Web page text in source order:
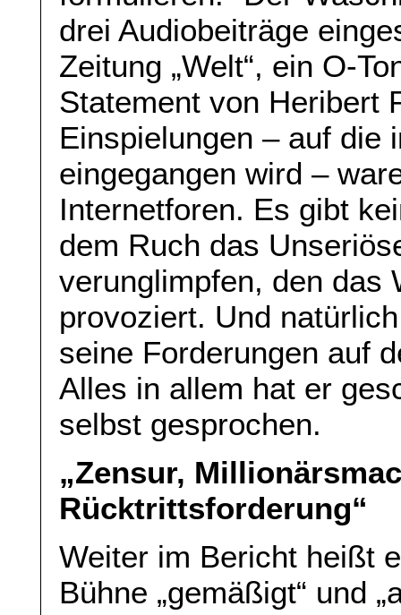
drei Audiobeiträge
Zeitung „Welt“, ein O-
Statement von Heribert
Einspielungen – auf die
eingegangen wird –
Internetforen. Es gibt
dem Ruch das
verunglimpfen, den das
provoziert. Und
seine Forderungen auf
Alles in allem hat er
selbst gesprochen.
„Zensur,
Rücktrittsforderung“
Weiter im Bericht heißt
Bühne „gemäßigt“ und